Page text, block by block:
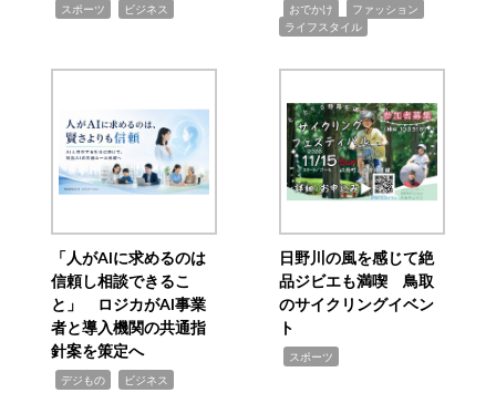
スポーツ ビジネス おでかけ ファッション
ライフスタイル
「人がAIに求めるのは
信頼し相談できるこ
と」 ロジカがAI事業
者と導入機関の共通指
針案を策定へ
デジもの ビジネス
日野川の風を感じて絶
品ジビエも満喫 鳥取
のサイクリングイベン
ト
スポーツ